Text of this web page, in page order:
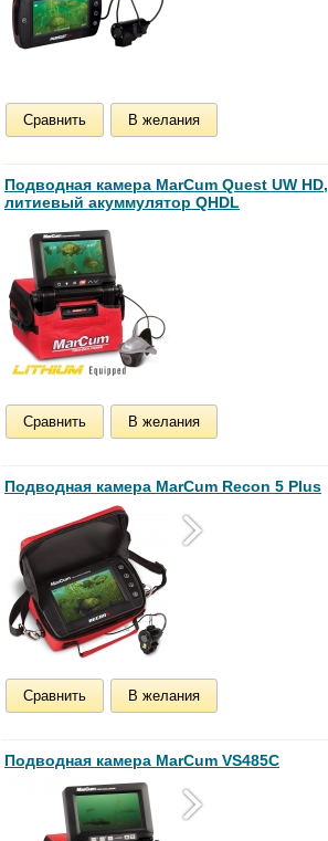
Сравнить В желания
Подводная камера MarCum Quest UW HD,
литиевый акуммулятор QHDL
Сравнить В желания
Подводная камера MarCum Recon 5 Plus
Сравнить В желания
Подводная камера MarCum VS485C